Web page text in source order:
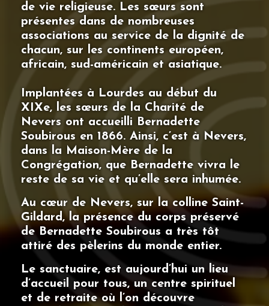
de vie religieuse. Les sœurs sont
présentes dans de nombreuses
associations au service de la dignité de
chacun, sur les continents européen,
africain, sud-américain et asiatique.
Implantées à Lourdes au début du
XIXe, les sœurs de la Charité de
Nevers ont accueilli Bernadette
Soubirous en 1866. Ainsi, c’est à Nevers,
dans la Maison-Mère de la
Congrégation, que Bernadette vivra le
reste de sa vie et qu’elle sera inhumée.
Au cœur de Nevers, sur la colline Saint-
Gildard, la présence du corps préservé
de Bernadette Soubirous a très tôt
attiré des pèlerins du monde entier.
Le sanctuaire, est aujourd’hui un lieu
d’accueil pour tous, un centre spirituel
et de retraite où l’on découvre